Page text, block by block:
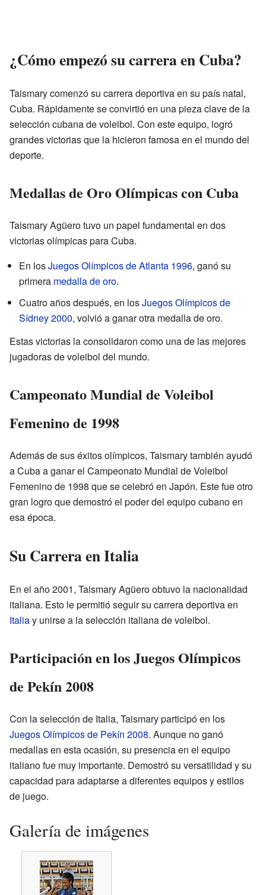
¿Cómo empezó su carrera en Cuba?
Taismary comenzó su carrera deportiva en su país natal,
Cuba. Rápidamente se convirtió en una pieza clave de la
selección cubana de voleibol. Con este equipo, logró
grandes victorias que la hicieron famosa en el mundo del
deporte.
Medallas de Oro Olímpicas con Cuba
Taismary Agüero tuvo un papel fundamental en dos
victorias olímpicas para Cuba.
En losJuegos Olímpicos de Atlanta 1996, ganó su
primera medalla de oro.
Cuatro años después, en losJuegos Olímpicos de
Sídney 2000, volvió a ganar otra medalla de oro.
Estas victorias la consolidaron como una de las mejores
jugadoras de voleibol del mundo.
Campeonato Mundial de Voleibol
Femenino de 1998
Además de sus éxitos olímpicos, Taismary también ayudó
a Cuba a ganar el Campeonato Mundial de Voleibol
Femenino de 1998 que se celebró en Japón. Este fue otro
gran logro que demostró el poder del equipo cubano en
esa época.
Su Carrera en Italia
En el año 2001, Taismary Agüero obtuvo la nacionalidad
italiana. Esto le permitió seguir su carrera deportiva en
Italiay unirse a la selección italiana de voleibol.
Participación en los Juegos Olímpicos
de Pekín 2008
Con la selección de Italia, Taismary participó en los
Juegos Olímpicos de Pekín 2008. Aunque no ganó
medallas en esta ocasión, su presencia en el equipo
italiano fue muy importante. Demostró su versatilidad y su
capacidad para adaptarse a diferentes equipos y estilos
de juego.
Galería de imágenes